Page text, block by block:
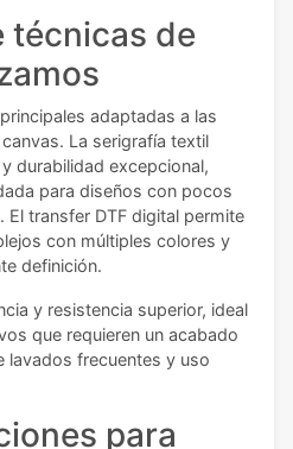
técnicas de
adaptadas a las
La serigrafía textil
durabilidad excepcional,
para diseños con pocos
transfer DTF digital permite
con múltiples colores y
definición.
y resistencia superior, ideal
que requieren un acabado
lavados frecuentes y uso
para